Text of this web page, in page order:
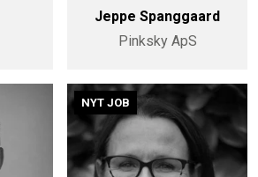
Jeppe Spanggaard
Pinksky ApS
NYT JOB